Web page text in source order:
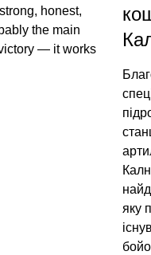
honest,
the main
— it works
яку